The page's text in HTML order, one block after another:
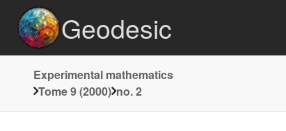
Geodesic
Experimental mathematics
Tome 9 (2000) no. 2